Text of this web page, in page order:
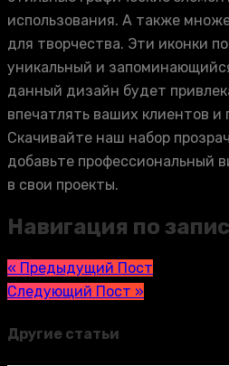
использования. А также
для творчества. Эти иконки
уникальный и
данный дизайн будет
впечатлять ваших клиентов и
Скачивайте наш набор
добавьте профессиональный
в свои проекты.
Навигация по
« Предыдущий Пост
Следующий Пост »
Другие статьи